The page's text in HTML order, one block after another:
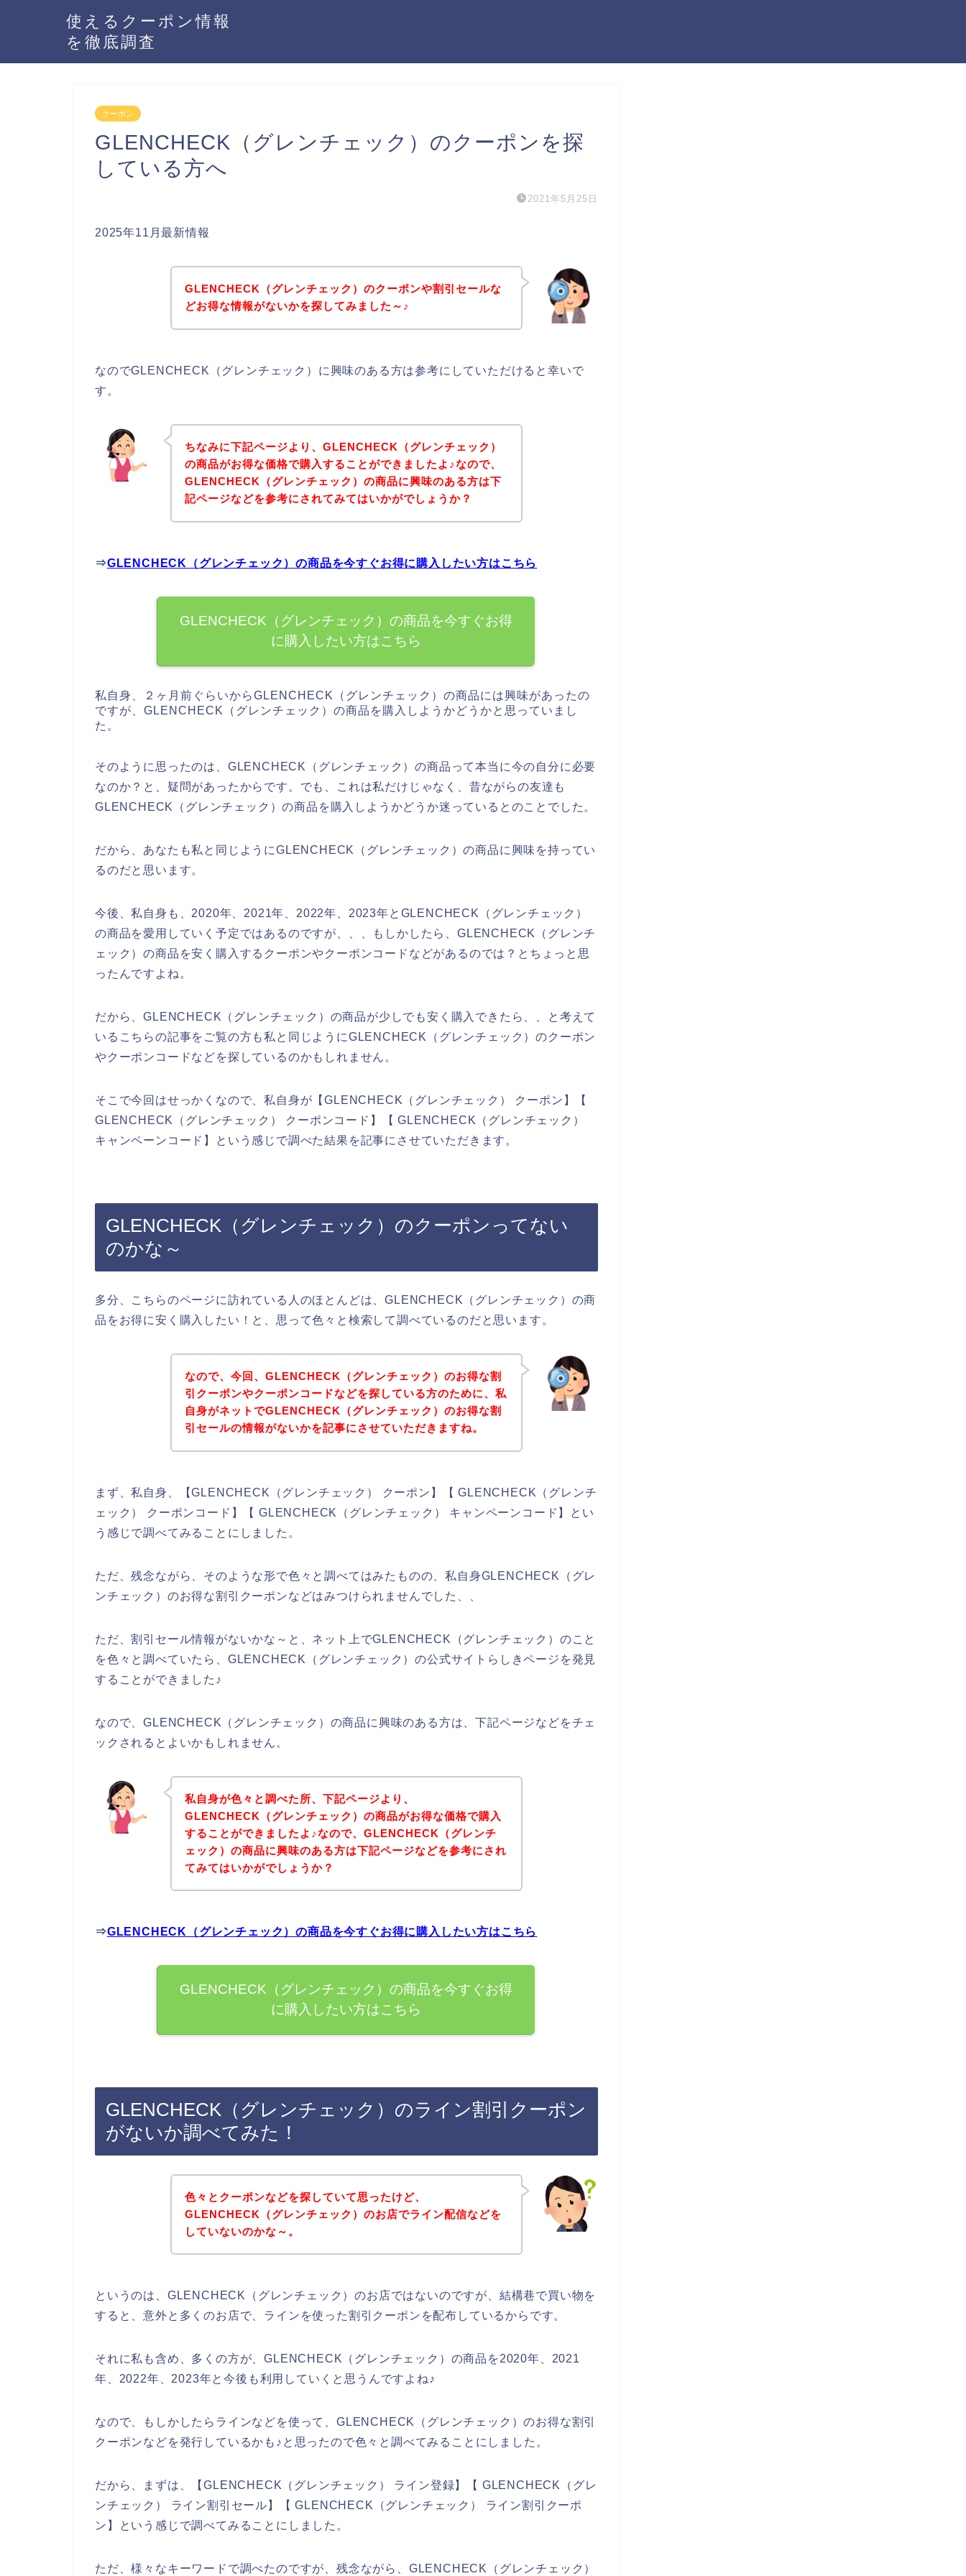
使えるクーポン情報
を徹底調査
クーポン
GLENCHECK（グレンチェック）のクーポンを探
している方へ
2021年5月25日
2025年11月最新情報
GLENCHECK（グレンチェック）のクーポンや割引セールな
どお得な情報がないかを探してみました～♪
なのでGLENCHECK（グレンチェック）に興味のある方は参考にしていただけると幸いで
す。
ちなみに下記ページより、GLENCHECK（グレンチェック）
の商品がお得な価格で購入することができましたよ♪なので、
GLENCHECK（グレンチェック）の商品に興味のある方は下
記ページなどを参考にされてみてはいかがでしょうか？
⇒GLENCHECK（グレンチェック）の商品を今すぐお得に購入したい方はこちら
GLENCHECK（グレンチェック）の商品を今すぐお得
に購入したい方はこちら
私自身、２ヶ月前ぐらいからGLENCHECK（グレンチェック）の商品には興味があったの
ですが、GLENCHECK（グレンチェック）の商品を購入しようかどうかと思っていまし
た。
そのように思ったのは、GLENCHECK（グレンチェック）の商品って本当に今の自分に必要
なのか？と、疑問があったからです。でも、これは私だけじゃなく、昔ながらの友達も
GLENCHECK（グレンチェック）の商品を購入しようかどうか迷っているとのことでした。
だから、あなたも私と同じようにGLENCHECK（グレンチェック）の商品に興味を持ってい
るのだと思います。
今後、私自身も、2020年、2021年、2022年、2023年とGLENCHECK（グレンチェック）
の商品を愛用していく予定ではあるのですが、、、もしかしたら、GLENCHECK（グレンチ
ェック）の商品を安く購入するクーポンやクーポンコードなどがあるのでは？とちょっと思
ったんですよね。
だから、GLENCHECK（グレンチェック）の商品が少しでも安く購入できたら、、と考えて
いるこちらの記事をご覧の方も私と同じようにGLENCHECK（グレンチェック）のクーポン
やクーポンコードなどを探しているのかもしれません。
そこで今回はせっかくなので、私自身が【GLENCHECK（グレンチェック） クーポン】【
GLENCHECK（グレンチェック） クーポンコード】【 GLENCHECK（グレンチェック）
キャンペーンコード】という感じで調べた結果を記事にさせていただきます。
GLENCHECK（グレンチェック）のクーポンってない
のかな～
多分、こちらのページに訪れている人のほとんどは、GLENCHECK（グレンチェック）の商
品をお得に安く購入したい！と、思って色々と検索して調べているのだと思います。
なので、今回、GLENCHECK（グレンチェック）のお得な割
引クーポンやクーポンコードなどを探している方のために、私
自身がネットでGLENCHECK（グレンチェック）のお得な割
引セールの情報がないかを記事にさせていただきますね。
まず、私自身、【GLENCHECK（グレンチェック） クーポン】【 GLENCHECK（グレンチ
ェック） クーポンコード】【 GLENCHECK（グレンチェック） キャンペーンコード】とい
う感じで調べてみることにしました。
ただ、残念ながら、そのような形で色々と調べてはみたものの、私自身GLENCHECK（グレ
ンチェック）のお得な割引クーポンなどはみつけられませんでした、、
ただ、割引セール情報がないかな～と、ネット上でGLENCHECK（グレンチェック）のこと
を色々と調べていたら、GLENCHECK（グレンチェック）の公式サイトらしきページを発見
することができました♪
なので、GLENCHECK（グレンチェック）の商品に興味のある方は、下記ページなどをチェ
ックされるとよいかもしれません。
私自身が色々と調べた所、下記ページより、
GLENCHECK（グレンチェック）の商品がお得な価格で購入
することができましたよ♪なので、GLENCHECK（グレンチ
ェック）の商品に興味のある方は下記ページなどを参考にされ
てみてはいかがでしょうか？
⇒GLENCHECK（グレンチェック）の商品を今すぐお得に購入したい方はこちら
GLENCHECK（グレンチェック）の商品を今すぐお得
に購入したい方はこちら
GLENCHECK（グレンチェック）のライン割引クーポン
がないか調べてみた！
色々とクーポンなどを探していて思ったけど、
GLENCHECK（グレンチェック）のお店でライン配信などを
していないのかな～。
というのは、GLENCHECK（グレンチェック）のお店ではないのですが、結構巷で買い物を
すると、意外と多くのお店で、ラインを使った割引クーポンを配布しているからです。
それに私も含め、多くの方が、GLENCHECK（グレンチェック）の商品を2020年、2021
年、2022年、2023年と今後も利用していくと思うんですよね♪
なので、もしかしたらラインなどを使って、GLENCHECK（グレンチェック）のお得な割引
クーポンなどを発行しているかも♪と思ったので色々と調べてみることにしました。
だから、まずは、【GLENCHECK（グレンチェック） ライン登録】【 GLENCHECK（グレ
ンチェック） ライン割引セール】【 GLENCHECK（グレンチェック） ライン割引クーポ
ン】という感じで調べてみることにしました。
ただ、様々なキーワードで調べたのですが、残念ながら、GLENCHECK（グレンチェック）